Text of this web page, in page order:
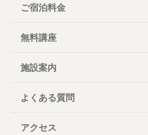
ご宿泊料金
無料講座
施設案内
よくある質問
アクセス